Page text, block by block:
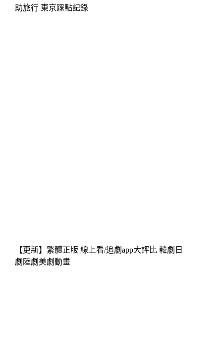
助旅行 東京踩點記錄
【更新】繁體正版 線上看/追劇app大評比 韓劇日
劇陸劇美劇動畫